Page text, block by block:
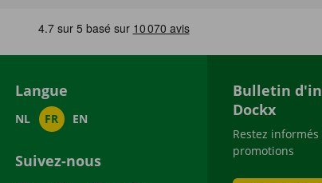
Langue
NL FR EN
Suivez-nous
Bulletin
Dockx
Restez
promotions